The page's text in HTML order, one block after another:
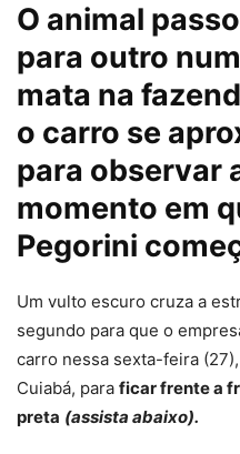
O animal
para outro
mata na
o carro se
para observar
momento em
Pegorini
Um vulto escuro cruza a
segundo para que o
carro nessa sexta-feira
Cuiabá, para ficar frente a
preta (assista abaixo).